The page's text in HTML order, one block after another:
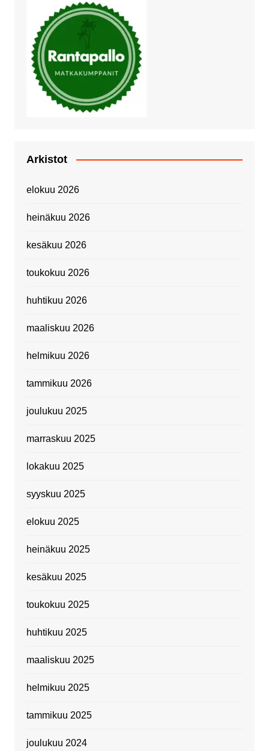
Arkistot
elokuu 2026
heinäkuu 2026
kesäkuu 2026
toukokuu 2026
huhtikuu 2026
maaliskuu 2026
helmikuu 2026
tammikuu 2026
joulukuu 2025
marraskuu 2025
lokakuu 2025
syyskuu 2025
elokuu 2025
heinäkuu 2025
kesäkuu 2025
toukokuu 2025
huhtikuu 2025
maaliskuu 2025
helmikuu 2025
tammikuu 2025
joulukuu 2024